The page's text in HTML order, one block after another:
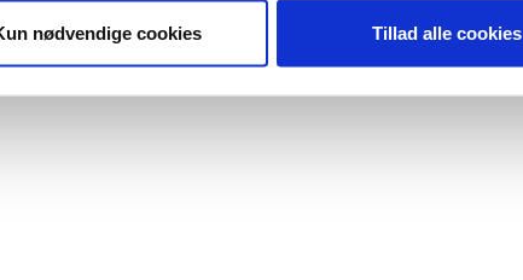
af dens unikke karakteristika (fingerprinting)
nødvendige cookies Tillad alle cookies